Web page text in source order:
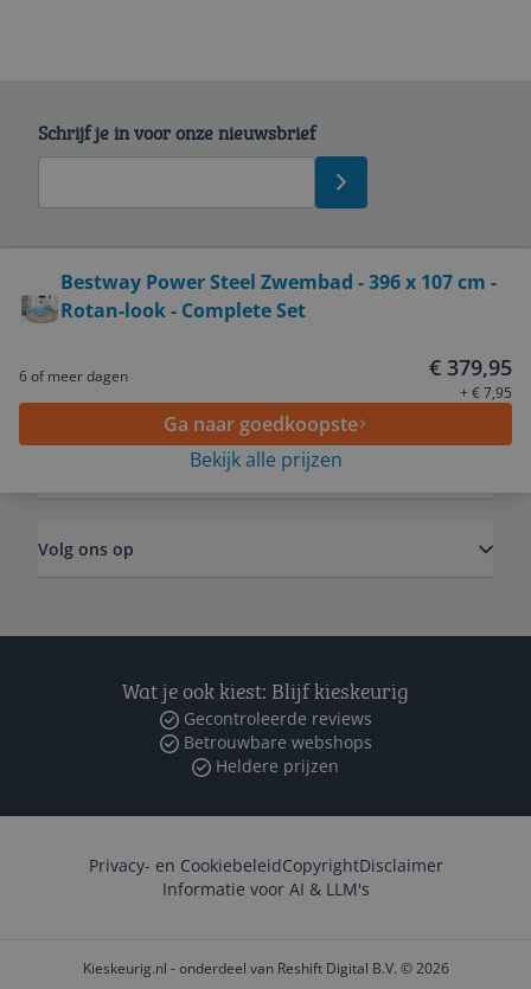
Bestway Power Steel Zwembad - 396 x 107 cm -
Rotan-look - Complete Set
6 of meer dagen € 379,95
+ € 7,95
Ga naar goedkoopste
Bekijk alle prijzen
Schrijf je in voor onze nieuwsbrief
Service
Algemeen
Volg ons op
Wat je ook kiest: Blijf kieskeurig
Gecontroleerde reviews
Betrouwbare webshops
Heldere prijzen
Privacy- en CookiebeleidCopyrightDisclaimer
Informatie voor AI & LLM's
Kieskeurig.nl - onderdeel van Reshift Digital B.V. © 2026